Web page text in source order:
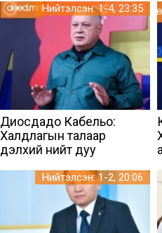
эхэллээ
Диосдадо Кабельо:
Халдлагын талаар
дэлхий нийт дуу
Нийтэлсэн: 1-4, 23:35
Нийтэлсэн: 1-2, 20:06